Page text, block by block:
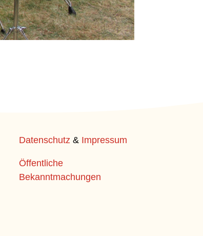
Datenschutz & Impressum
Öffentliche
Bekanntmachungen